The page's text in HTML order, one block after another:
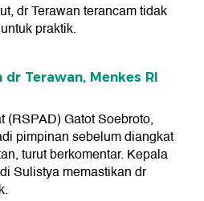
dr Terawan terancam tidak
praktik.
dr Terawan, Menkes RI
(RSPAD) Gatot Soebroto,
pimpinan sebelum diangkat
turut berkomentar. Kepala
Sulistya memastikan dr